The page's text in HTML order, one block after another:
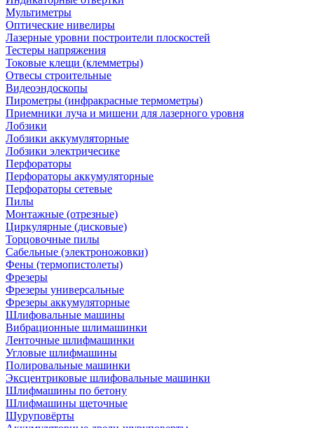
Мультиметры
Оптические нивелиры
Лазерные уровни построители плоскостей
Тестеры напряжения
Токовые клещи (клемметры)
Отвесы строительные
Видеоэндоскопы
Пирометры (инфракрасные термометры)
Приемники луча и мишени для лазерного уровня
Лобзики
Лобзики аккумуляторные
Лобзики электричесике
Перфораторы
Перфораторы аккумуляторные
Перфораторы сетевые
Пилы
Монтажные (отрезные)
Циркулярные (дисковые)
Торцовочные пилы
Сабельные (электроножовки)
Фены (термопистолеты)
Фрезеры
Фрезеры универсальные
Фрезеры аккумуляторные
Шлифовальные машины
Вибрационные шлимашинки
Ленточные шлифмашинки
Угловые шлифмашины
Полировальные машинки
Эксцентриковые шлифовальные машинки
Шлифмашины по бетону
Шлифмашины щеточные
Шуруповёрты